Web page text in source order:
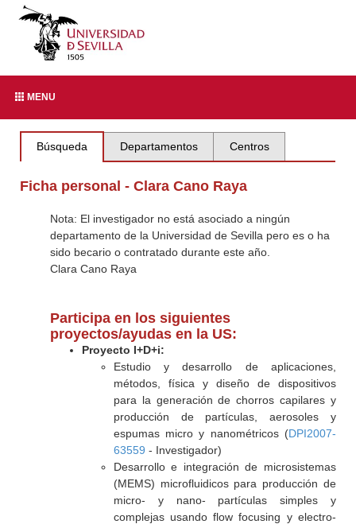
MENU
Búsqueda Departamentos Centros
Ficha personal - Clara Cano Raya
Nota: El investigador no está asociado a ningún
departamento de la Universidad de Sevilla pero es o ha
sido becario o contratado durante este año.
Clara Cano Raya
Participa en los siguientes
proyectos/ayudas en la US:
Proyecto I+D+i:
Estudio y desarrollo de aplicaciones,
métodos, física y diseño de dispositivos
para la generación de chorros capilares y
producción de partículas, aerosoles y
espumas micro y nanométricos (DPI2007-
63559 - Investigador)
Desarrollo e integración de microsistemas
(MEMS) microfluidicos para producción de
micro- y nano- partículas simples y
complejas usando flow focusing y electro-